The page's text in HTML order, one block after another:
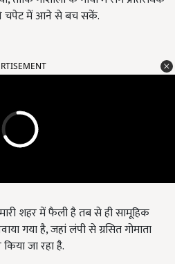
चपेट में आने से बच सकें.
शहर में फैली है तब से ही सामूहिक
गया है, जहां लंपी से ग्रसित गोमाता
जा रहा है.